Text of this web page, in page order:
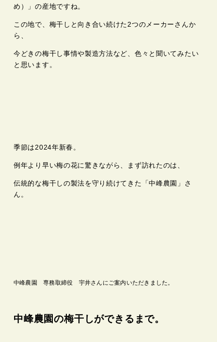
め）」の産地ですね。
この地で、梅干しと向き合い続けた2つのメーカーさんか
ら、
今どきの梅干し事情や製造方法など、色々と聞いてみたい
と思います。
季節は2024年新春。
例年より早い梅の花に驚きながら、まず訪れたのは、
伝統的な梅干しの製法を守り続けてきた「中峰農園」さ
ん。
中峰農園 専務取締役 宇井さんにご案内いただきました。
中峰農園の梅干しができるまで。